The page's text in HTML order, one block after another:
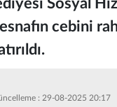
Sosyal
cebini
: 29-08-2025 20:17